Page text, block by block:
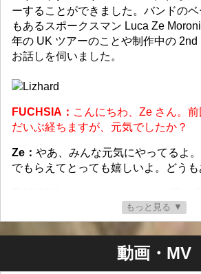
ーすることができました。バンドの
もあるスポークスマン Luca Ze
年の UK ツアーのことや制作中の 2nd
お話しを伺いました。
FUCHSIA： こんにちわ、Ze さん。
だいぶ経ちますが、元気でしたか？
Ze： やあ、みんな元気にやってるよ
でもらえてとっても嬉しいよ。どうも
できてたと思いますが、日本の音楽
バムレビューではちょっと辛口コメ
がですか？満足してますか？
ああ、世界的に有名なロック雑
もっと見る ▼
動画・MV